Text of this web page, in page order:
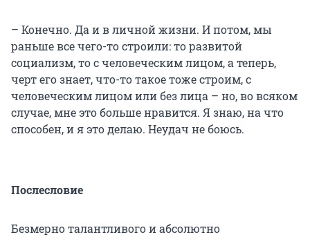
– Конечно. Да и в личной жизни. И потом, мы
раньше все чего-то строили: то развитой
социализм, то с человеческим лицом, а теперь,
черт его знает, что-то такое тоже строим, с
человеческим лицом или без лица – но, во всяком
случае, мне это больше нравится. Я знаю, на что
способен, и я это делаю. Неудач не боюсь.
Послесловие
Безмерно талантливого и абсолютно